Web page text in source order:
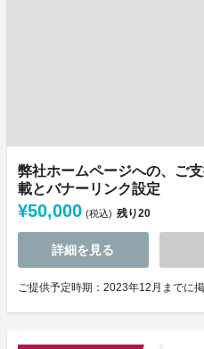
弊社ホームページへの、ご
載とバナーリンク設定
¥50,000 (税込) 残り20
詳細を見る
ご提供予定時期：2023年12月までに